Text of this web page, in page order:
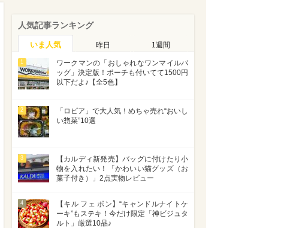
人気記事ランキング
いま人気 昨日 1週間
1
ワークマンの「おしゃれなワンマイルバ
ッグ」決定版！ポーチも付いてて1500円
以下だよ♪【全5色】
2
「ロピア」で大人気！めちゃ売れ“おいし
い惣菜”10選
3
【カルディ新発売】バッグに付けたり小
物を入れたい！「かわいい猫グッズ（お
菓子付き）」2点実物レビュー
4
【キル フェ ボン】“キャンドルナイトケ
ーキ”もステキ！今だけ限定「神ビジュタ
ルト」厳選10品♪